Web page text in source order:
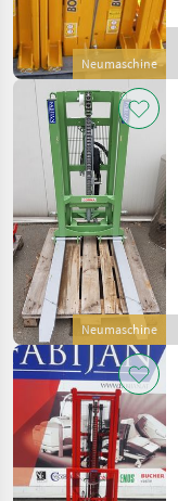
Neumaschine
Neumaschine